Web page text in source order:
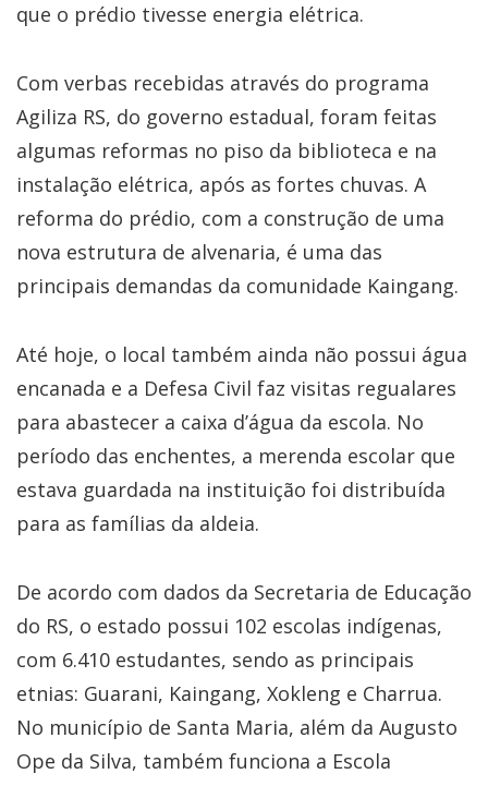
que o prédio tivesse energia elétrica.
Com verbas recebidas através do programa
Agiliza RS, do governo estadual, foram feitas
algumas reformas no piso da biblioteca e na
instalação elétrica, após as fortes chuvas. A
reforma do prédio, com a construção de uma
nova estrutura de alvenaria, é uma das
principais demandas da comunidade Kaingang.
Até hoje, o local também ainda não possui água
encanada e a Defesa Civil faz visitas regualares
para abastecer a caixa d’água da escola. No
período das enchentes, a merenda escolar que
estava guardada na instituição foi distribuída
para as famílias da aldeia.
De acordo com dados da Secretaria de Educação
do RS, o estado possui 102 escolas indígenas,
com 6.410 estudantes, sendo as principais
etnias: Guarani, Kaingang, Xokleng e Charrua.
No município de Santa Maria, além da Augusto
Ope da Silva, também funciona a Escola